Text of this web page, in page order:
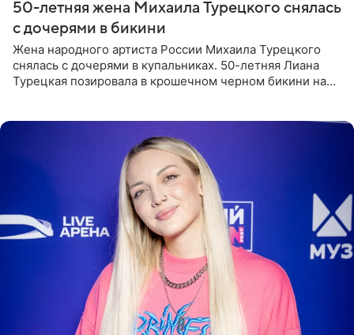
50-летняя жена Михаила Турецкого снялась
с дочерями в бикини
Жена народного артиста России Михаила Турецкого
снялась с дочерями в купальниках. 50-летняя Лиана
Турецкая позировала в крошечном черном бикини на